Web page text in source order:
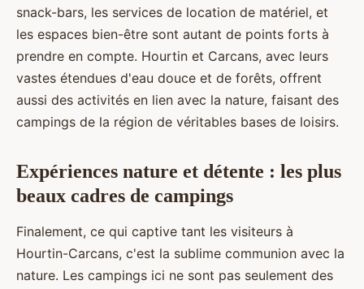
snack-bars, les services de location de matériel, et
les espaces bien-être sont autant de points forts à
prendre en compte. Hourtin et Carcans, avec leurs
vastes étendues d'eau douce et de forêts, offrent
aussi des activités en lien avec la nature, faisant des
campings de la région de véritables bases de loisirs.
Expériences nature et détente : les plus
beaux cadres de campings
Finalement, ce qui captive tant les visiteurs à
Hourtin-Carcans, c'est la sublime communion avec la
nature. Les campings ici ne sont pas seulement des